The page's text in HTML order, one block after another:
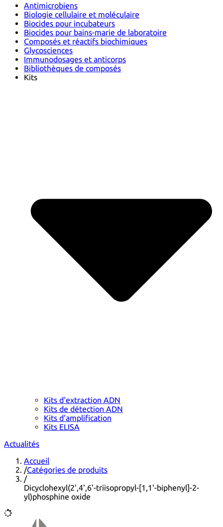
Antimicrobiens
Biologie cellulaire et moléculaire
Biocides pour incubateurs
Biocides pour bains-marie de laboratoire
Composés et réactifs biochimiques
Glycosciences
Immunodosages et anticorps
Bibliothèques de composés
Kits
Kits d'extraction ADN
Kits de détection ADN
Kits d'amplification
Kits ELISA
Actualités
Accueil
/Catégories de produits
/
Dicyclohexyl(2',4',6'-triisopropyl-[1,1'-biphenyl]-2-
yl)phosphine oxide